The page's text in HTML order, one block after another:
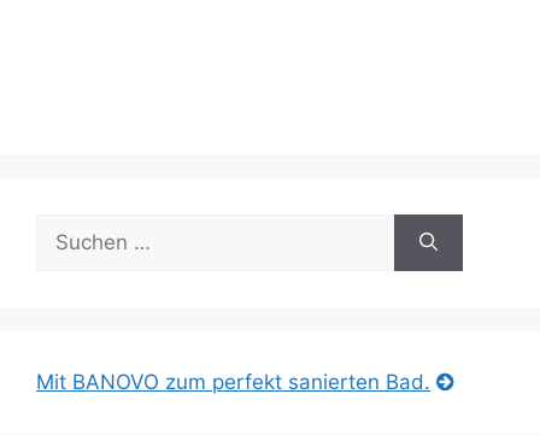
nach:
Mit BANOVO zum perfekt sanierten Bad.